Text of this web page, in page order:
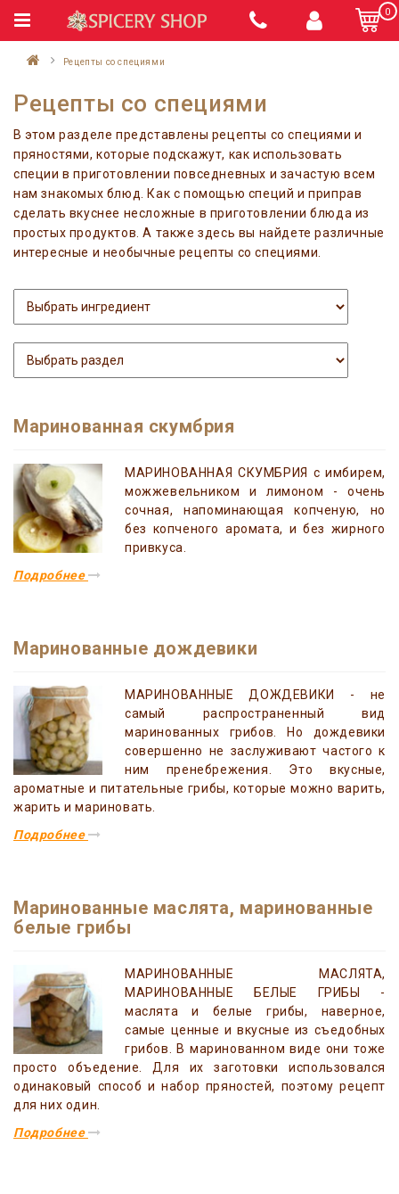
0
Рецепты со специями
Рецепты со специями
В этом разделе представлены рецепты со специями и
пряностями, которые подскажут, как использовать
специи в приготовлении повседневных и зачастую всем
нам знакомых блюд. Как с помощью специй и приправ
сделать вкуснее несложные в приготовлении блюда из
простых продуктов. А также здесь вы найдете различные
интересные и необычные рецепты со специями.
Маринованная скумбрия
МАРИНОВАННАЯ СКУМБРИЯ с имбирем,
можжевельником и лимоном - очень
сочная, напоминающая копченую, но
без копченого аромата, и без жирного
привкуса.
Подробнее
Маринованные дождевики
МАРИНОВАННЫЕ ДОЖДЕВИКИ - не
самый распространенный вид
маринованных грибов. Но дождевики
совершенно не заслуживают частого к
ним пренебрежения. Это вкусные,
ароматные и питательные грибы, которые можно варить,
жарить и мариновать.
Подробнее
Маринованные маслята, маринованные
белые грибы
МАРИНОВАННЫЕ МАСЛЯТА,
МАРИНОВАННЫЕ БЕЛЫЕ ГРИБЫ -
маслята и белые грибы, наверное,
самые ценные и вкусные из съедобных
грибов. В маринованном виде они тоже
просто объедение. Для их заготовки использовался
одинаковый способ и набор пряностей, поэтому рецепт
для них один.
Подробнее